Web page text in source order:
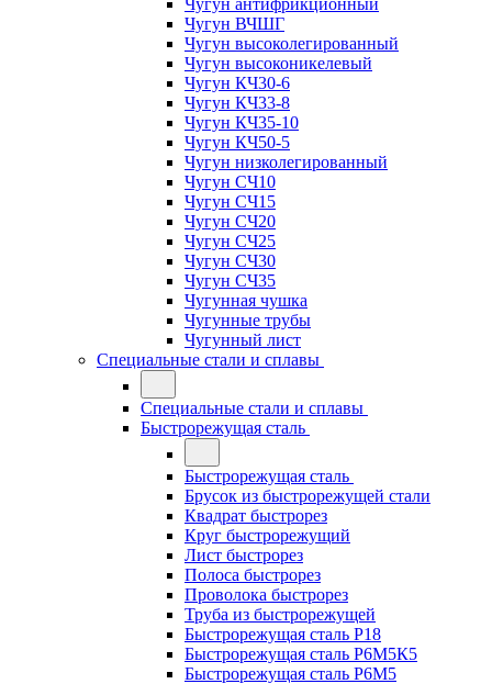
Чугун антифрикционный
Чугун ВЧШГ
Чугун высоколегированный
Чугун высоконикелевый
Чугун КЧ30-6
Чугун КЧ33-8
Чугун КЧ35-10
Чугун КЧ50-5
Чугун низколегированный
Чугун СЧ10
Чугун СЧ15
Чугун СЧ20
Чугун СЧ25
Чугун СЧ30
Чугун СЧ35
Чугунная чушка
Чугунные трубы
Чугунный лист
Специальные стали и сплавы
Специальные стали и сплавы
Быстрорежущая сталь
Быстрорежущая сталь
Брусок из быстрорежущей стали
Квадрат быстрорез
Круг быстрорежущий
Лист быстрорез
Полоса быстрорез
Проволока быстрорез
Труба из быстрорежущей
Быстрорежущая сталь Р18
Быстрорежущая сталь Р6М5К5
Быстрорежущая сталь Р6М5